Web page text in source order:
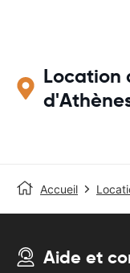
Location
Accueil
Aide et